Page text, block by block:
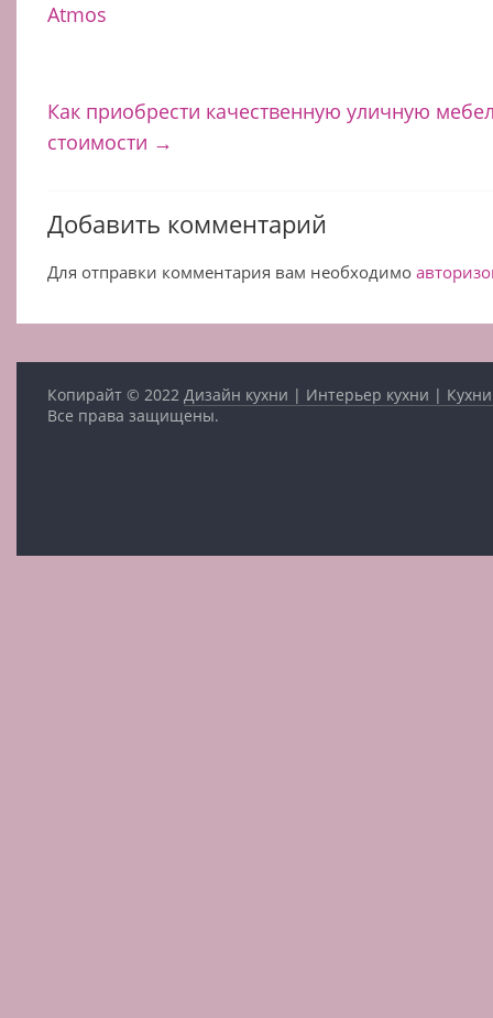
Atmos
Как приобрести качественную уличную
стоимости →
Добавить комментарий
Для отправки комментария вам необходимо
Копирайт © 2022Дизайн кухни | Интерьер кухни |
Все права защищены.